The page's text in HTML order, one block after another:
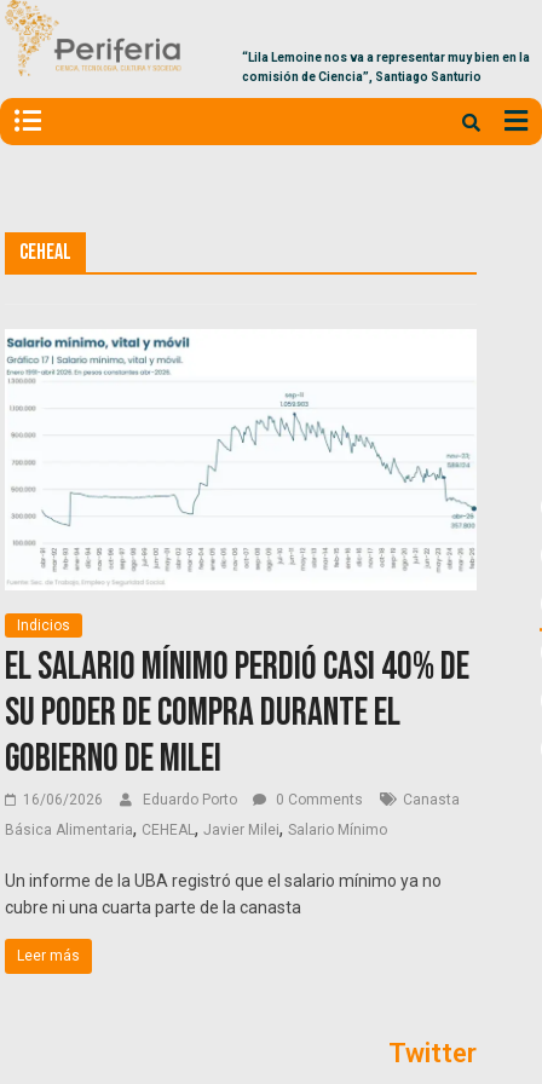
“Lila Lemoine nos va a representar muy bien en la
comisión de Ciencia”, Santiago Santurio
CEHEAL
Indicios
El salario mínimo perdió casi 40% de
su poder de compra durante el
gobierno de Milei
16/06/2026 Eduardo Porto 0 Comments
Canasta
Básica Alimentaria, CEHEAL,Javier Milei,Salario Mínimo
Un informe de la UBA registró que el salario mínimo ya no
cubre ni una cuarta parte de la canasta
Leer más
Twitter